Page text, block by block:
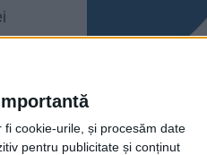
cookie-urile, și procesăm date
pentru publicitate și conținut